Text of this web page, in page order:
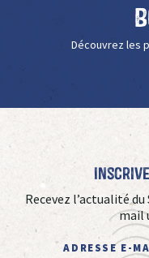
Découvrez les
Recevez l’actualité
mail
ADRESSE E-